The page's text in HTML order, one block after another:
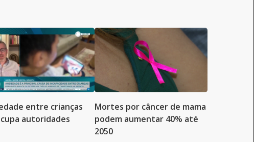
entre crianças
autoridades
Mortes por câncer de mama
podem aumentar 40% até
2050